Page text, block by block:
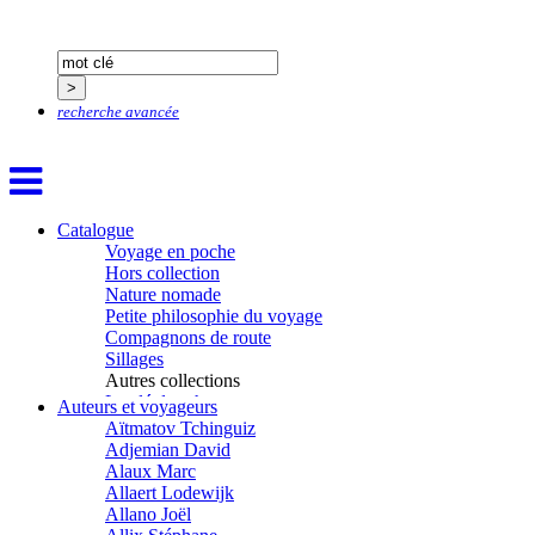
recherche avancée
Catalogue
Voyage en poche
Hors collection
Nature nomade
Petite philosophie du voyage
Compagnons de route
Sillages
Autres collections
La clé des champs
Chemins d’étoiles
Visions
Auteurs et voyageurs
Aïtmatov Tchinguiz
Adjemian David
Alaux Marc
Allaert Lodewijk
Allano Joël